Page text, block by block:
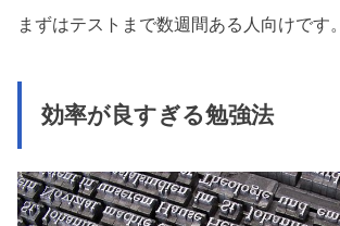
まずはテストまで数週間ある人向けです。
効率が良すぎる勉強法